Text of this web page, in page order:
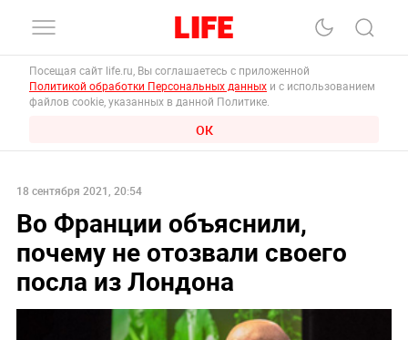
Посещая сайт life.ru, Вы соглашаетесь с приложенной
Политикой обработки Персональных данных и с использованием
файлов cookie, указанных в данной Политике.
ОК
18 сентября 2021, 20:54
Во Франции объяснили,
почему не отозвали своего
посла из Лондона